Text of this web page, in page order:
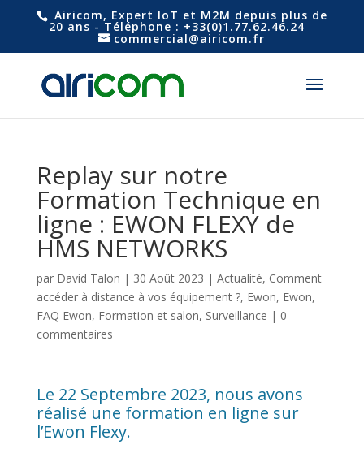
Airicom, Expert IoT et M2M depuis plus de
20 ans - Téléphone : +33(0)1.77.62.46.24
commercial@airicom.fr
Replay sur notre
Formation Technique en
ligne : EWON FLEXY de
HMS NETWORKS
par David Talon | 30 Août 2023 | Actualité, Comment
accéder à distance à vos équipement ?, Ewon, Ewon,
FAQ Ewon, Formation et salon, Surveillance | 0
commentaires
Le 22 Septembre 2023, nous avons
réalisé une formation en ligne sur
l’Ewon Flexy.